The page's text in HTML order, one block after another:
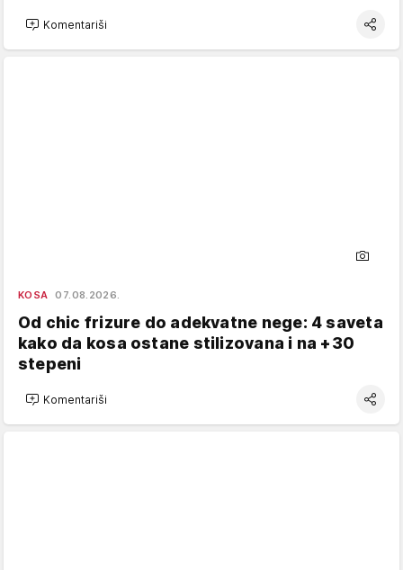
Komentariši
KOSA 07.08.2026.
Od chic frizure do adekvatne nege: 4 saveta
kako da kosa ostane stilizovana i na +30
stepeni
Komentariši